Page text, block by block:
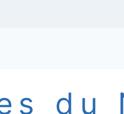
du